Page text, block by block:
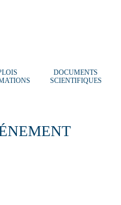
DOCUMENTS
SCIENTIFIQUES